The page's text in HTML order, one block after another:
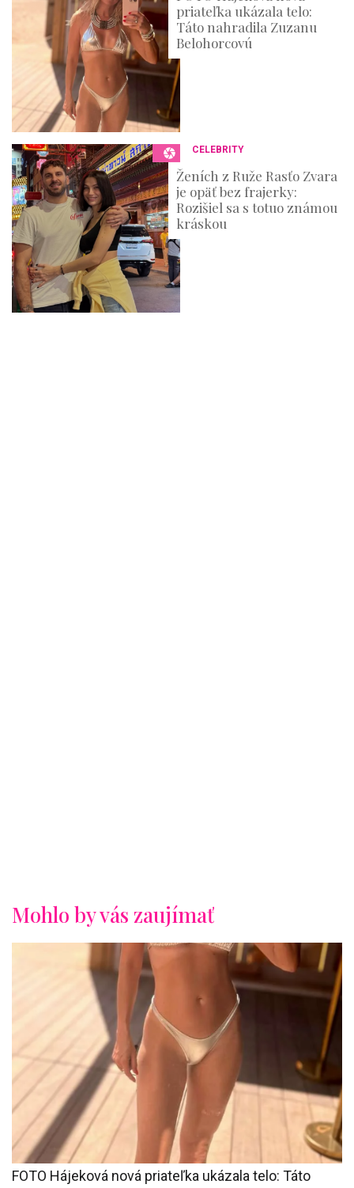
priateľka ukázala telo:
Táto nahradila Zuzanu
Belohorcovú
CELEBRITY
Ženích z Ruže Rasťo Zvara
je opäť bez frajerky:
Rozišiel sa s totuo známou
kráskou
Mohlo by vás zaujímať
FOTO Hájeková nová priateľka ukázala telo: Táto